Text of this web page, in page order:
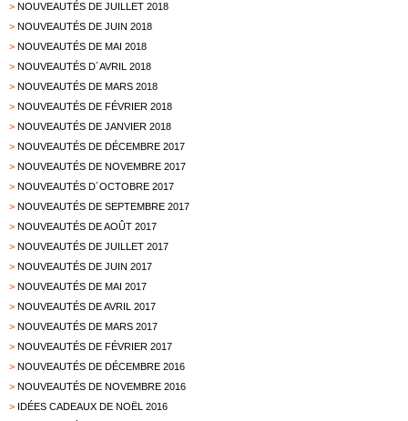
> NOUVEAUTÉS DE JUILLET 2018
> NOUVEAUTÉS DE JUIN 2018
> NOUVEAUTÉS DE MAI 2018
> NOUVEAUTÉS D´AVRIL 2018
> NOUVEAUTÉS DE MARS 2018
> NOUVEAUTÉS DE FÉVRIER 2018
> NOUVEAUTÉS DE JANVIER 2018
> NOUVEAUTÉS DE DÉCEMBRE 2017
> NOUVEAUTÉS DE NOVEMBRE 2017
> NOUVEAUTÉS D´OCTOBRE 2017
> NOUVEAUTÉS DE SEPTEMBRE 2017
> NOUVEAUTÉS DE AOÛT 2017
> NOUVEAUTÉS DE JUILLET 2017
> NOUVEAUTÉS DE JUIN 2017
> NOUVEAUTÉS DE MAI 2017
> NOUVEAUTÉS DE AVRIL 2017
> NOUVEAUTÉS DE MARS 2017
> NOUVEAUTÉS DE FÉVRIER 2017
> NOUVEAUTÉS DE DÉCEMBRE 2016
> NOUVEAUTÉS DE NOVEMBRE 2016
> IDÉES CADEAUX DE NOËL 2016